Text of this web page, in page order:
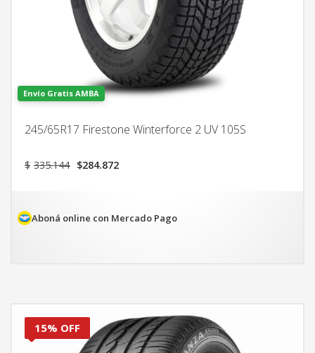
Envío Gratis AMBA
245/65R17 Firestone Winterforce 2 UV 105S
$ 335.144 El
$335.144.
$284.872El
$284.872.
Aboná online con Mercado Pago
15% OFF